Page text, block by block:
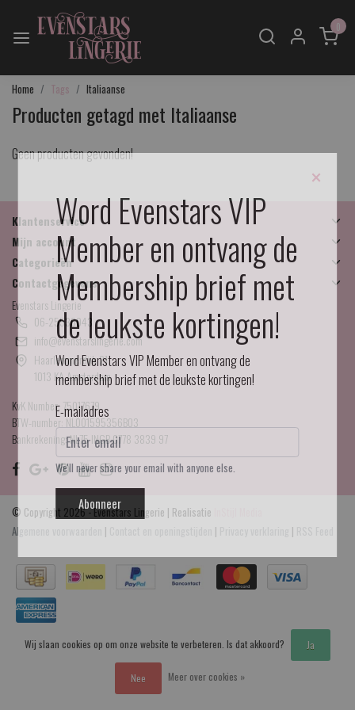
0
Home Tags Italiaanse
Producten getagd met Italiaanse
Geen producten gevonden!
Klantenservice
Mijn account
Categorieën
Contactgegevens
Evenstars Lingerie
06-25536043
info@evenstarslingerie.com
Haarlemmerdijk 21
1013 KA Amsterdam
KvK Number: 75017679
BTW-number: NL001595356B03
Bankrekening: NL75 INGB 0778 3839 97
© Copyright 2026 - Evenstars Lingerie | Realisatie
Algemene voorwaarden
| | |
×
Word Evenstars VIP
Member en ontvang de
Membership brief met
de leukste kortingen!
Word Evenstars VIP Member en ontvang de
membership brief met de leukste kortingen!
E-mailadres
We'll never share your email with anyone else.
Abonneer
Wij slaan cookies op om onze website te verbeteren. Is dat akkoord? Ja
Nee Meer over cookies »